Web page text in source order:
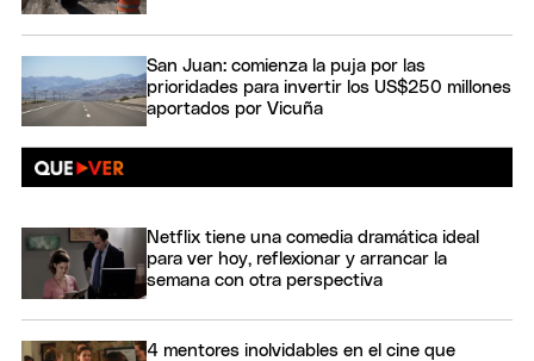
San Juan: comienza la puja por las
prioridades para invertir los US$250 millones
aportados por Vicuña
Netflix tiene una comedia dramática ideal
para ver hoy, reflexionar y arrancar la
semana con otra perspectiva
4 mentores inolvidables en el cine que